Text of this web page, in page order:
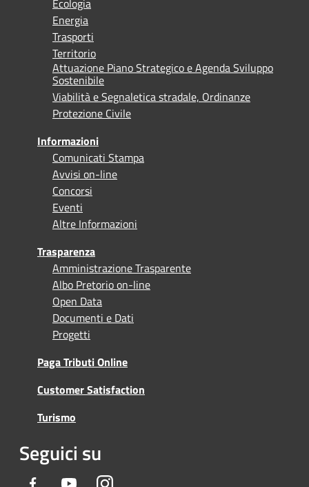
Ecologia
Energia
Trasporti
Territorio
Attuazione Piano Strategico e Agenda Sviluppo
Sostenibile
Viabilità e Segnaletica stradale, Ordinanze
Protezione Civile
Informazioni
Comunicati Stampa
Avvisi on-line
Concorsi
Eventi
Altre Informazioni
Trasparenza
Amministrazione Trasparente
Albo Pretorio on-line
Open Data
Documenti e Dati
Progetti
Paga Tributi Online
Customer Satisfaction
Turismo
Seguici su
Facebook YoutubeInstagram